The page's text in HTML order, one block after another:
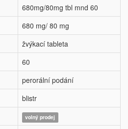
680mg/80mg tbl mnd 60
680 mg/ 80 mg
žvýkací tableta
60
perorální podání
blistr
volný prodej